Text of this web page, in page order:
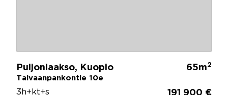
Puijonlaakso, Kuopio
Taivaanpankontie 10e
65m2
3h+kt+s 191 900 €